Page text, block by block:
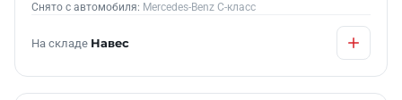
Снято с автомобиля: Mercedes-Benz C-класс
На складе Навес